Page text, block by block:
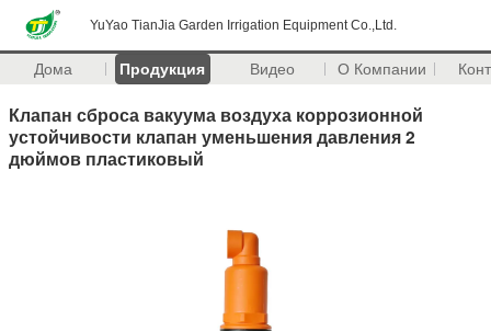
YuYao TianJia Garden Irrigation Equipment Co.,Ltd.
Дома Продукция Видео О Компании
Клапан сброса вакуума воздуха коррозионной
устойчивости клапан уменьшения давления 2
дюймов пластиковый